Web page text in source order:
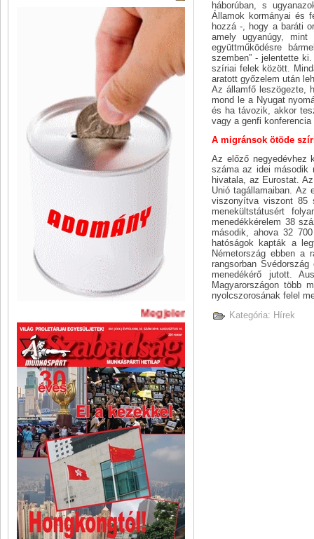
Megjelent A Szabadság legújabb
háborúban, s
Államok kormányai és
hozzá -, hogy a baráti
amely ugyanúgy,
együttműködésre
szemben” - jelentette
szíriai felek között.
aratott győzelem után
Az államfő leszögezte,
mond le a Nyugat
és ha távozik, akkor
vagy a genfi
A migránsok ötöde
Az előző negyedévhez
száma az idei második
hivatala, az Eurostat.
Unió tagállamaiban. Az
viszonyítva viszont 85
menekültstátusért
menedékkérelem 38
második, ahova 32
hatóságok kapták a
Németország ebben a
rangsorban
menedékérő jutott.
Magyarországon több
nyolcszorosának felel
Kategória: Hírek